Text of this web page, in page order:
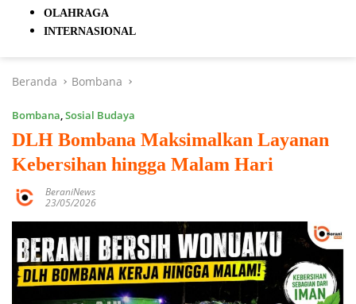
OLAHRAGA
INTERNASIONAL
Beranda Bombana
Bombana,Sosial Budaya
DLH Bombana Maksimalkan Layanan
Kebersihan hingga Malam Hari
BeraniNews
23/05/2026